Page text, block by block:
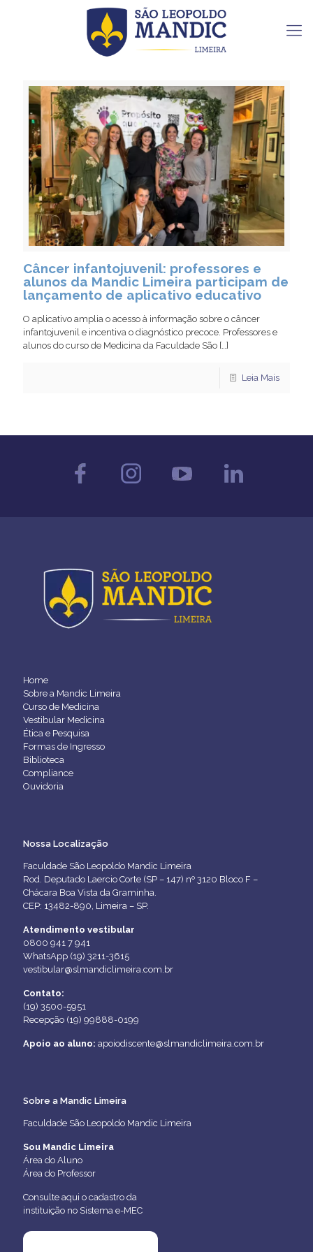
Câncer infantojuvenil: professores e
alunos da Mandic Limeira participam de
lançamento de aplicativo educativo
O aplicativo amplia o acesso à informação sobre o câncer
infantojuvenil e incentiva o diagnóstico precoce. Professores e
alunos do curso de Medicina da Faculdade São […]
Leia Mais
Home
Sobre a Mandic Limeira
Curso de Medicina
Vestibular Medicina
Ética e Pesquisa
Formas de Ingresso
Biblioteca
Compliance
Ouvidoria
Nossa Localização
Faculdade São Leopoldo Mandic Limeira
Rod. Deputado Laercio Corte (SP – 147) nº 3120 Bloco F –
Chácara Boa Vista da Graminha.
CEP: 13482-890, Limeira – SP.
Atendimento vestibular
0800 941 7 941
WhatsApp (19) 3211-3615
vestibular@slmandiclimeira.com.br
Contato:
(19) 3500-5951
Recepção (19) 99888-0199
Apoio ao aluno: apoiodiscente@slmandiclimeira.com.br
Sobre a Mandic Limeira
Faculdade São Leopoldo Mandic Limeira
Sou Mandic Limeira
Área do Aluno
Área do Professor
Consulte aqui o cadastro da
instituição no Sistema e-MEC